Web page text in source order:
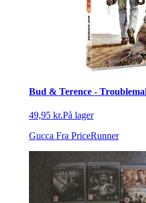
Bud & Terence -
49,95 kr.På lager
Gucca Fra PriceRunner